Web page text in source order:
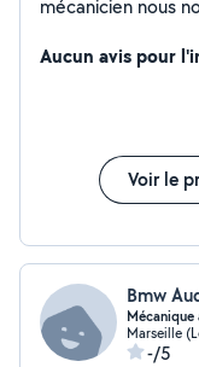
mécanicien nous
professionnel et à
Aucun avis pour
Voir le
Bmw
Marseille
-/5